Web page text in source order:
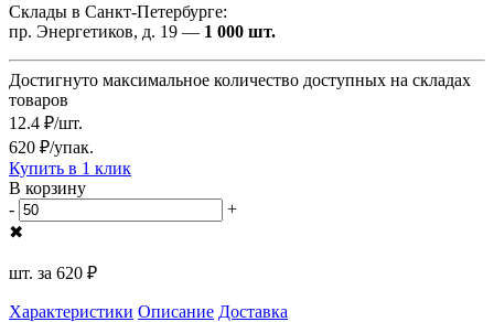
Склады в Санкт-Петербурге:
пр. Энергетиков, д. 19 — 1 000 шт.
Достигнуто максимальное количество доступных на складах
товаров
12.4 ₽/шт.
620 ₽/упак.
Купить в 1 клик
В корзину
-
+
✖
шт. за 620 ₽
Характеристики Описание Доставка